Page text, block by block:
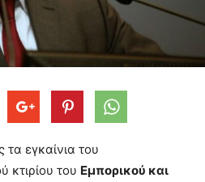
εγκαίνια του
κτιρίου του Εμπορικού και